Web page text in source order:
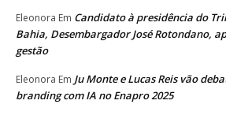
Eleonora Em Candidato à presidência do
Bahia, Desembargador José Rotondano,
gestão
Eleonora Em Ju Monte e Lucas Reis vão
branding com IA no Enapro 2025